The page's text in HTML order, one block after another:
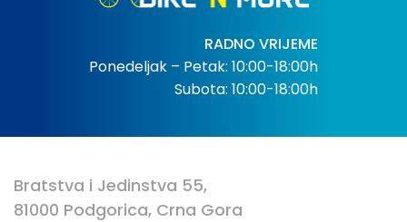
RADNO VRIJEME
Ponedeljak – Petak: 10:00-18:00h
Subota: 10:00-18:00h
Bratstva i Jedinstva 55,
81000 Podgorica, Crna Gora